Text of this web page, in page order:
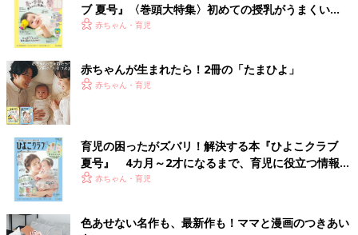
ブ 夏号』〈巻頭大特集〉初めての授乳がうまくい
く！ おっぱい・ミルクの基本と夏のトラブル 解決テ
赤ちゃん・育児
赤ちゃんが生まれたら！2冊の「たまひよ」
赤ちゃん・育児
育児の困ったがズバリ！解決する本『ひよこクラブ
夏号』 4カ月～2才になるまで、育児に役立つ情報が
いっぱい！
赤ちゃん・育児
色あせない名作も、最新作も！ママと漫画のつきあい